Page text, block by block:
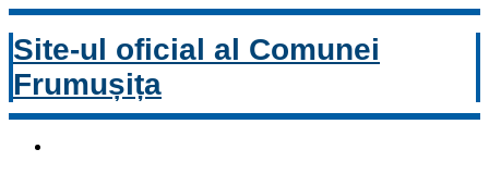
Site-ul oficial al Comunei
Frumușița